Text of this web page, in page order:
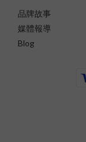
品牌故事
媒體報導
Blog